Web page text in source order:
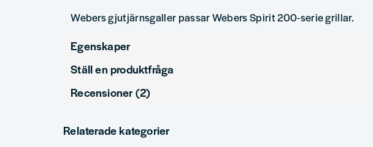
Webers gjutjärnsgaller passar Webers Spirit 200-serie grillar.
Egenskaper
Produkttyp Gourmet BBQ System (GBS)
Ställ en produktfråga
question
Fråga oss något om denna produkten...
Recensioner (2)
Anonym
Relaterade kategorier